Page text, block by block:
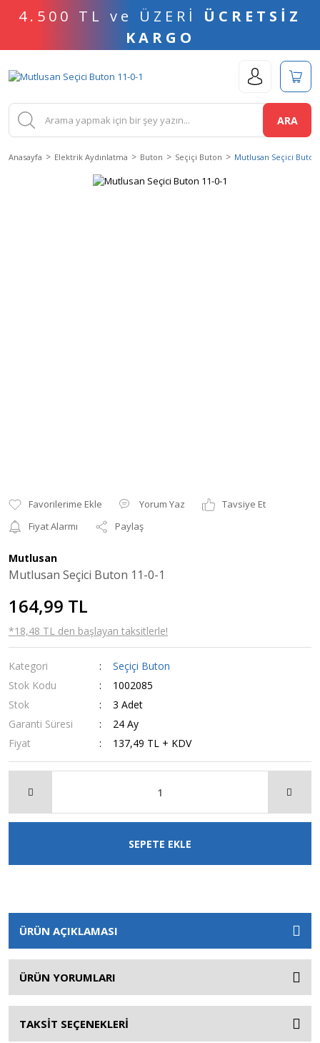
4.500 TL ve ÜZERİ ÜCRETSİZ
KARGO
ARA
Anasayfa Elektrik Aydınlatma Buton Seçiçi Buton Mutlusan Seçici Buton
Yorum Yaz
Tavsiye Et
Fiyat Alarmı
Paylaş
Mutlusan
Mutlusan Seçici Buton 11-0-1
164,99 TL
*18,48 TL den başlayan taksitlerle!
Kategori
Seçiçi Buton
Stok Kodu
1002085
Stok
3 Adet
Garanti Süresi
24 Ay
Fiyat
137,49 TL + KDV
SEPETE EKLE
ÜRÜN AÇIKLAMASI
ÜRÜN YORUMLARI
TAKSİT SEÇENEKLERİ